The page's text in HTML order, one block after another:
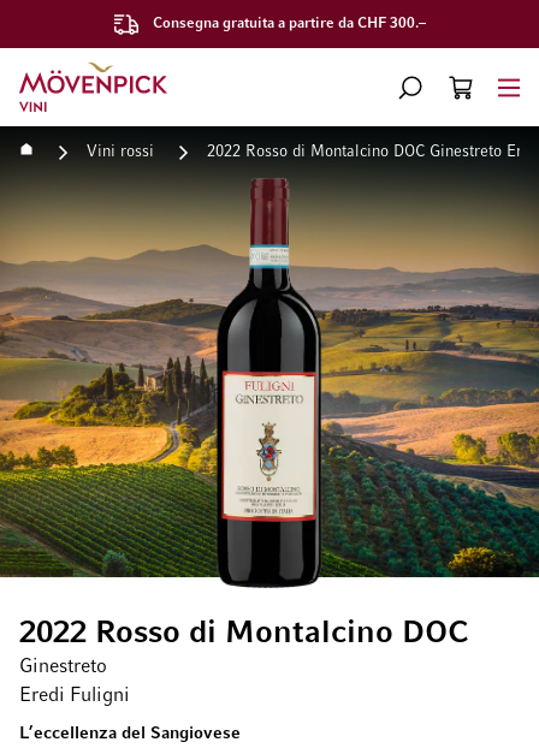
Consegna gratuita a partire da CHF 300.–
Vai alla Home Page
CERCA
CART
Home Vini rossi 2022 Rosso di Montalcino DOC Ginestreto
2022 Rosso di Montalcino DOC
Ginestreto
Eredi Fuligni
L’eccellenza del Sangiovese
Vai alla fine della galleria di immagini